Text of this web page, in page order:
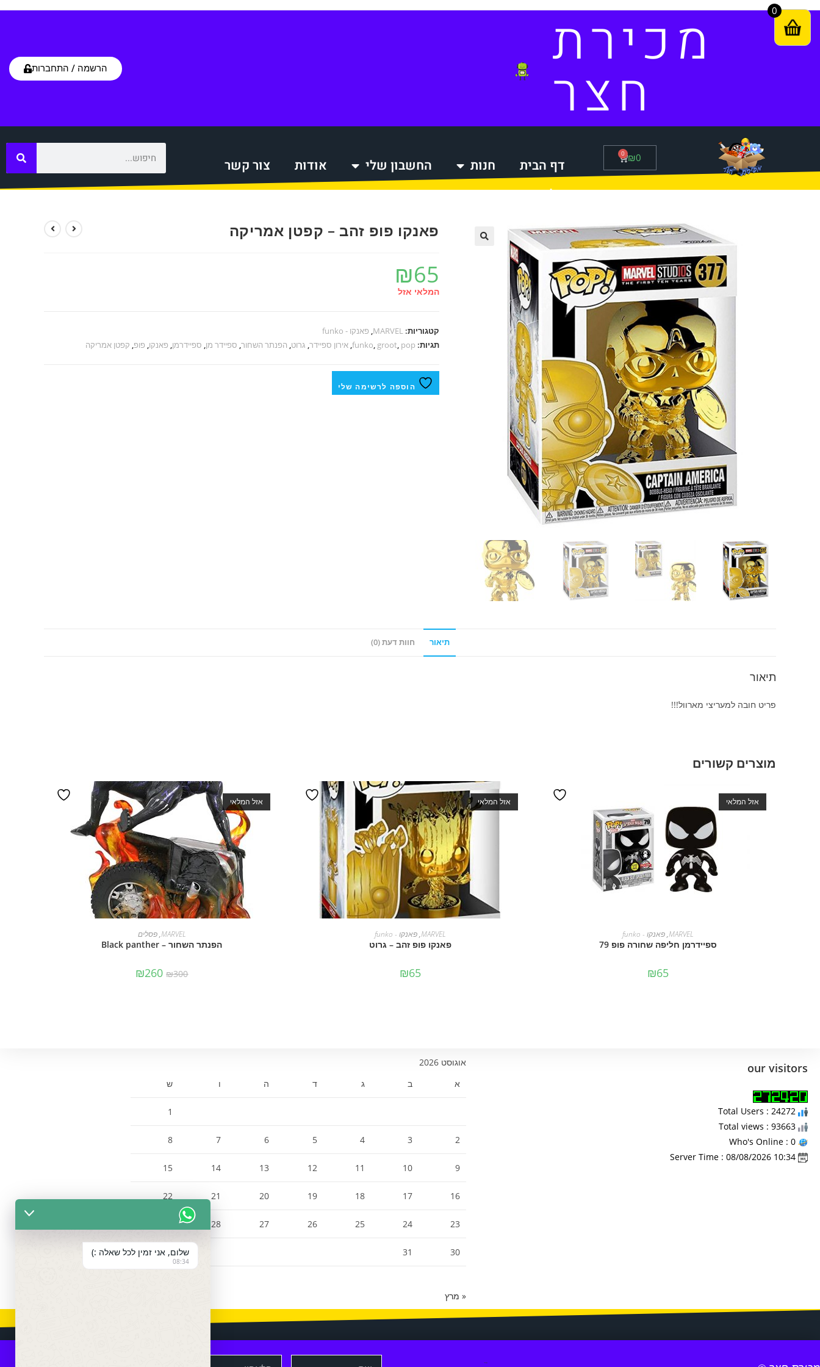
מכירת
חצר הרשמה / התחברות
₪0
0
דף הבית חנות החשבון שלי אודות
צור קשר
סל הקניות
פאנקו פופ זהב – קפטן אמריקה
₪65
המלאי אזל
קטגוריות: MARVEL
, פאנקו - funko
תגיות:
funko, groot, pop
, אירון ספיידר, גרוט, הפנתר השחור, ספיידר מן, ספיידרמן, פאנקו, פופ, קפטן אמריקה
הוספה לרשימה שלי
תיאור חוות דעת (0)
תיאור
פריט חובה למעריצי מארוול!!!
מוצרים קשורים
אזל המלאי
מידע נוסףMARVEL
,פאנקו - funko
ספיידרמן חליפה שחורה פופ 79
₪65
אזל המלאי
מידע נוסףMARVEL
,פאנקו - funko
פאנקו פופ זהב – גרוט
₪65
אזל המלאי
מידע נוסף
MARVEL
,פסלים
הפנתר השחור – Black panther
₪300
₪260
our visitors
אוגוסט 2026
א
ב ג ד ה ו ש
1
2
3
4
5
6
7
8
9
10
11
12
13
14
15
16
17
18
19
20
21
22
23
24
25
26
27
28
30
31
« מרץ
0
שלום, אני זמין לכל שאלה :)
08:34